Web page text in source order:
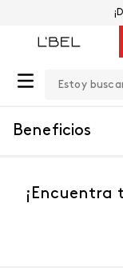
Beneficios
¡Encuentra